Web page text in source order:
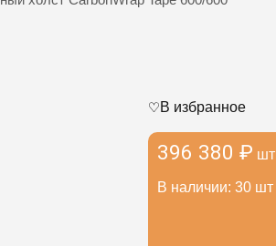
396 380 ₽ шт
В наличии: 30 шт
В избранное